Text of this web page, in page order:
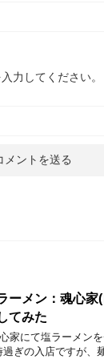
力してください。
ーメン：魂心家
てみた
家にて塩ラーメン
過ぎの入店ですが、